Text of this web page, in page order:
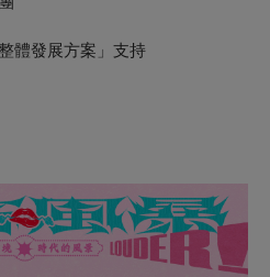
體發展方案」支持